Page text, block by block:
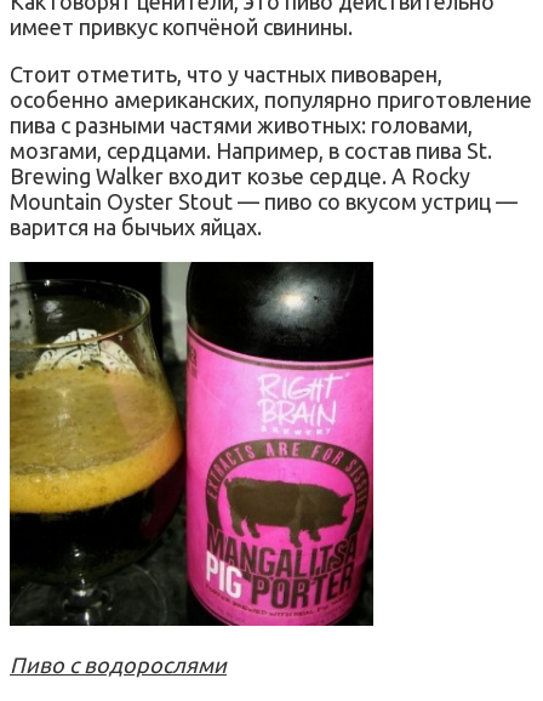
имеет привкус копчёной свинины.
Стоит отметить, что у частных пивоварен,
особенно американских, популярно приготовление
пива с разными частями животных: головами,
мозгами, сердцами. Например, в состав пива St.
Brewing Walker входит козье сердце. А Rocky
Mountain Oyster Stout — пиво со вкусом устриц —
варится на бычьих яйцах.
Пиво с водорослями